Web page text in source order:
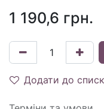
1 190,6 грн.
Додати до